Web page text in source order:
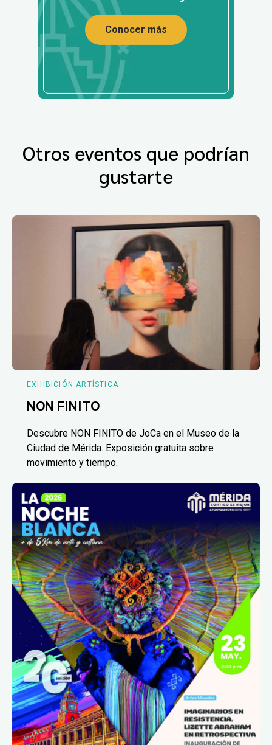
Conocer más
Otros eventos que podrían
gustarte
EXHIBICIÓN ARTÍSTICA
NON FINITO
Descubre NON FINITO de JoCa en el Museo de la
Ciudad de Mérida. Exposición gratuita sobre
movimiento y tiempo.